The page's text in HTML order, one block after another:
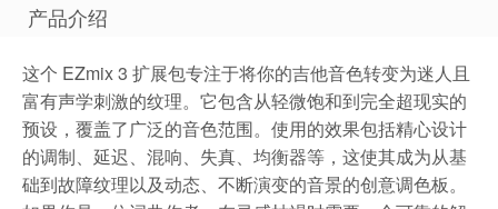
产品介绍
这个 EZmix 3 扩展包专注于将你的吉他音色转变为迷人且
富有声学刺激的纹理。它包含从轻微饱和到完全超现实的
预设，覆盖了广泛的音色范围。使用的效果包括精心设计
的调制、延迟、混响、失真、均衡器等，这使其成为从基
础到故障纹理以及动态、不断演变的音景的创意调色板。